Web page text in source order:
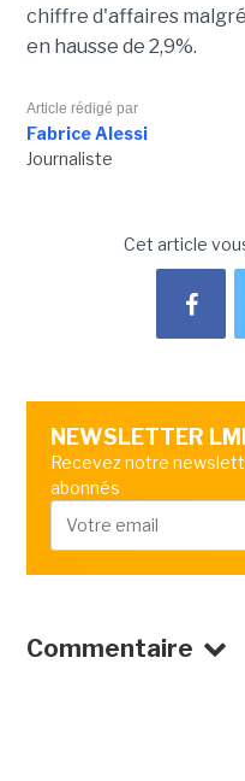
chiffre d'affaires
en hausse de 2,9%.
Article rédigé par
Fabrice Alessi
Journaliste
Cet article
NEWSLETTER LMI
Recevez notre
abonnés
Commentaire